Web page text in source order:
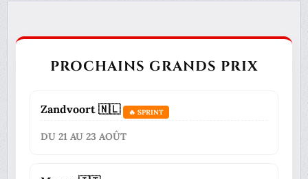
PROCHAINS GRANDS PRIX
Zandvoort 🇳🇱 🔥 SPRINT
DU 21 AU 23 AOÛT